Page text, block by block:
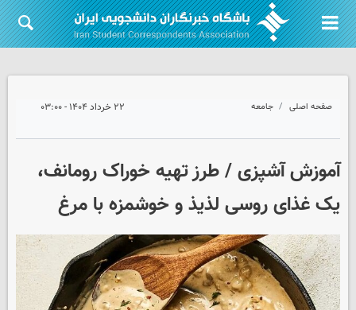
صفحه اصلی جامعه ۲۲ خرداد ۱۴۰۴ - ۰۳:۰۰
آموزش آشپزی / طرز تهیه خوراک رومانف،
یک غذای روسی لذیذ و خوشمزه با مرغ